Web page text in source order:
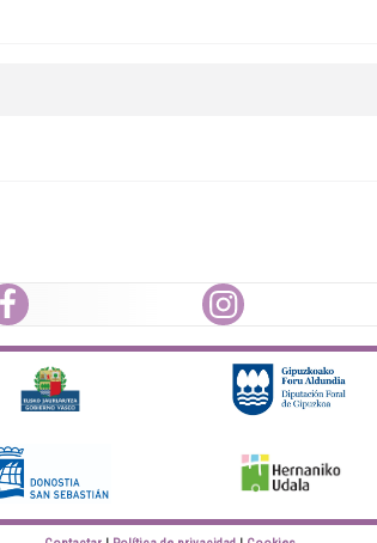
Eusko jaurlaritza Diputación Foral Gipuzkoa